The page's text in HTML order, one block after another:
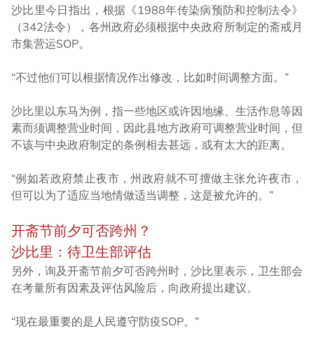
沙比里今日指出，根据《1988年传染病预防和控制法令》
（342法令），各州政府必须根据中央政府所制定的斋戒月
市集营运SOP。
“不过他们可以根据情况作出修改，比如时间调整方面。”
沙比里以东马为例，指一些地区或许因地缘、生活作息等因
素而须调整营业时间，因此县地方政府可调整营业时间，但
不该与中央政府制定的条例相去甚远，或有太大的距离。
“例如若政府禁止夜市，州政府就不可擅做主张允许夜市，
但可以为了适应当地情做适当调整，这是被允许的。”
开斋节前夕可否跨州？
沙比里：待卫生部评估
另外，询及开斋节前夕可否跨州时，沙比里表示，卫生部会
在考量所有因素及评估风险后，向政府提出建议。
“现在最重要的是人民遵守防疫SOP。”